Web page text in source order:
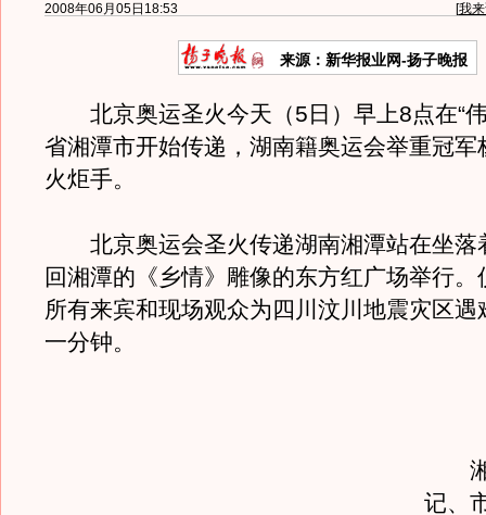
2008年06月05日18:53 [我
来源：新华报业网-扬子晚报
北京奥运圣火今天（5日）早上8点在“伟
省湘潭市开始传递，湖南籍奥运会举重冠军
火炬手。
北京奥运会圣火传递湖南湘潭站在坐落
回湘潭的《乡情》雕像的东方红广场举行。
所有来宾和现场观众为四川汶川地震灾区遇
一分钟。
湘
记、